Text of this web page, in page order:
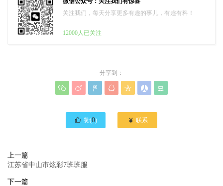
关注我们，每天分享更多有趣的事儿，有趣有料！
12000人已关注
分享到：
      
 赞(0)  联系
上一篇
江苏省中山市炫彩7班班服
下一篇